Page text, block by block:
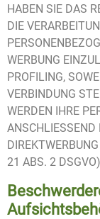
HABEN SIE DAS
DIE
WERBUNG
PROFILING,
VERBINDUNG
WERDEN IHRE
ANSCHLIESSEND
21 ABS. 2